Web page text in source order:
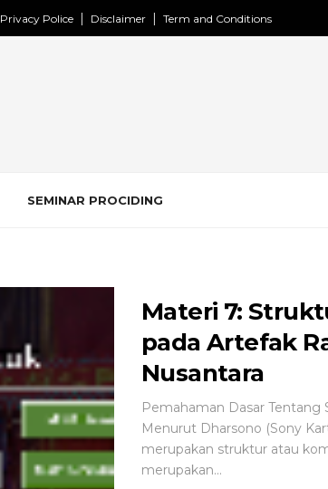
Privacy Police Disclaimer Term and Conditions
SEMINAR PROCIDING
Materi 7:
pada Artefak
Nusantara
Pemahaman Dasar
Menurut Dharsono (Sony
merupakan struktur atau
merupakan...